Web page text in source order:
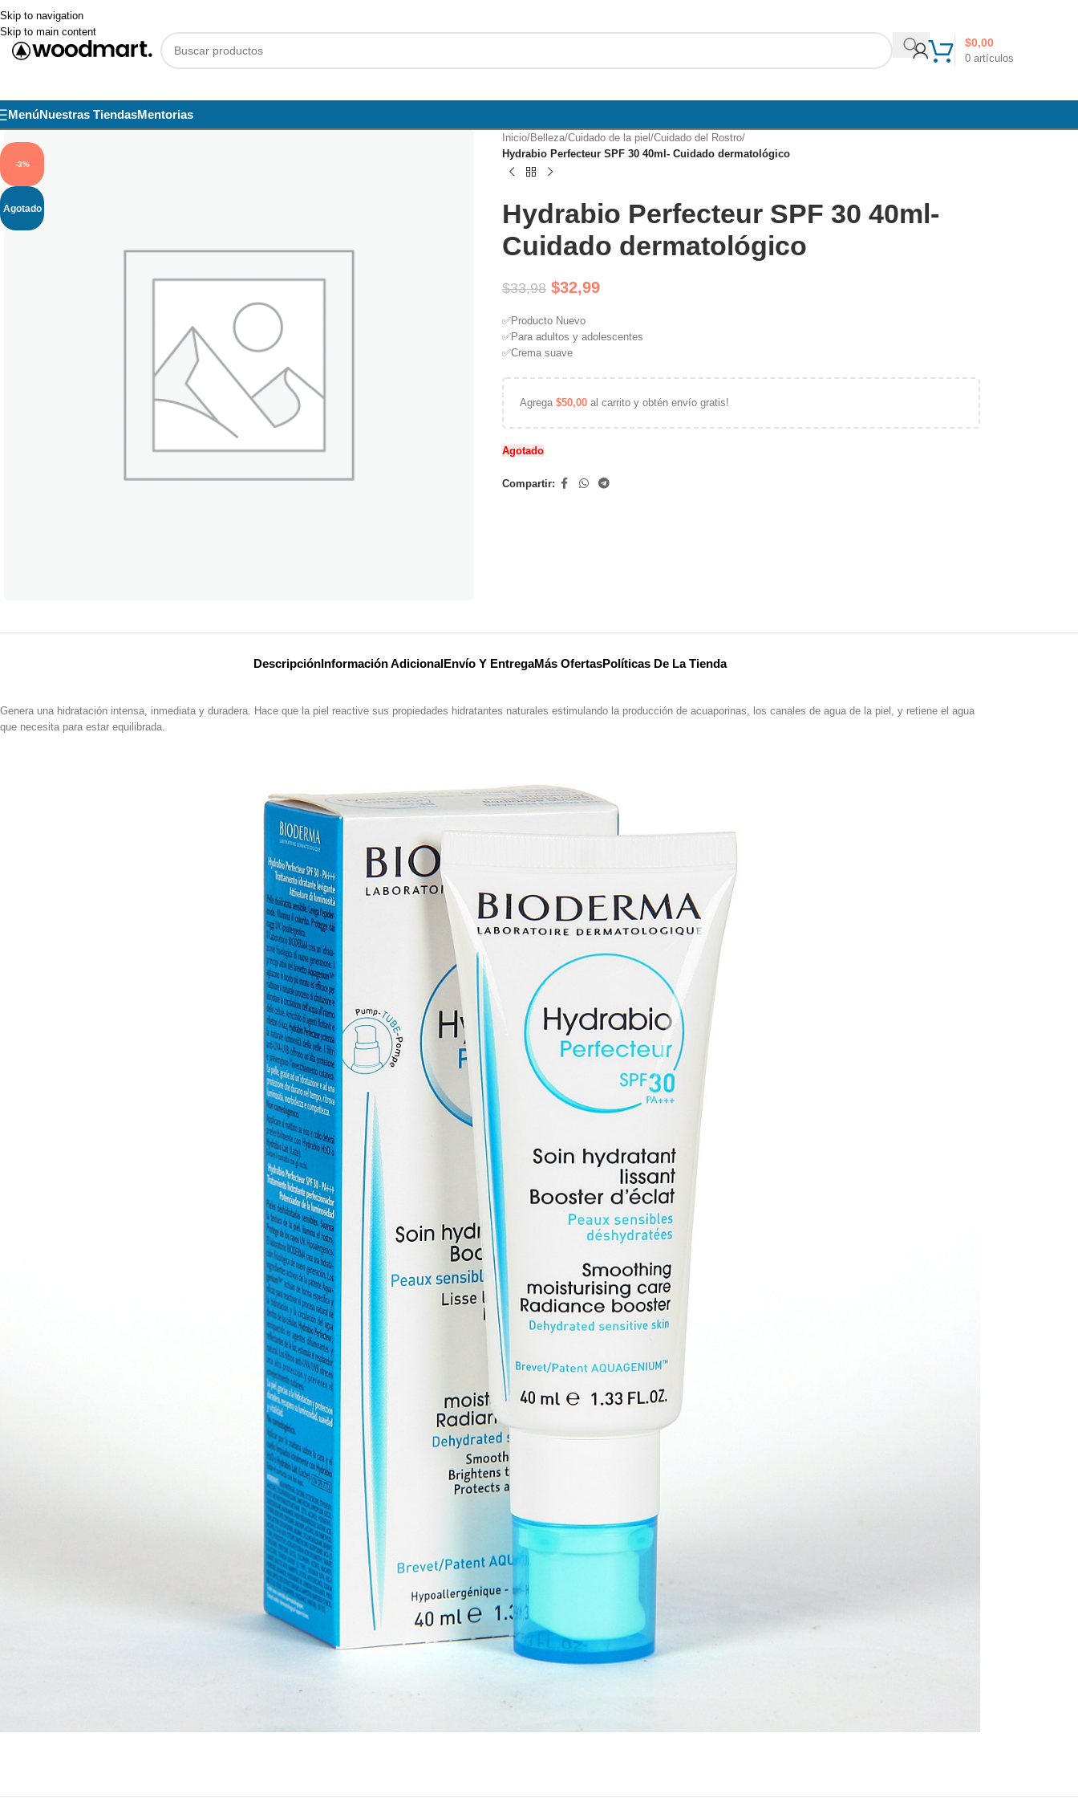
Skip to navigation
Skip to main content
0artículos
$0,00
MenúNuestras TiendasMentorias
-3%
Agotado
Inicio/Belleza/Cuidado de la piel /Cuidado del Rostro/
Hydrabio Perfecteur SPF 30 40ml- Cuidado dermatológico
Hydrabio Perfecteur SPF 30 40ml-
Cuidado dermatológico
$33,98 $32,99
✅Producto Nuevo
✅Para adultos y adolescentes
✅Crema suave
Agrega $50,00 al carrito y obtén envío gratis!
Agotado
Compartir:
DescripciónInformación AdicionalEnvío Y EntregaMás OfertasPolíticas De La Tienda
Genera una hidratación intensa, inmediata y duradera. Hace que la piel reactive sus propiedades hidratantes naturales estimulando la producción de acuaporinas, los canales de agua de la piel, y retiene el agua
que necesita para estar equilibrada.